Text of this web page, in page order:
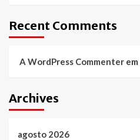
Recent Comments
A WordPress Commenter em
Archives
agosto 2026